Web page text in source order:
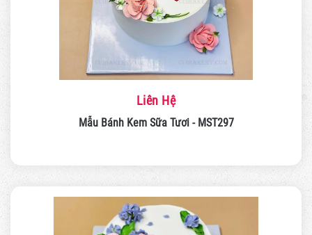
Liên Hệ
Mẫu Bánh Kem Sữa Tươi - MST297